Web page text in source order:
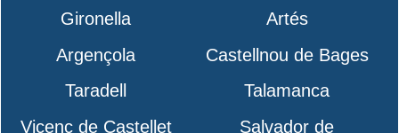
Gironella
Artés
Argençola
Castellnou de Bages
Taradell
Talamanca
Vicenç de Castellet
Salvador de